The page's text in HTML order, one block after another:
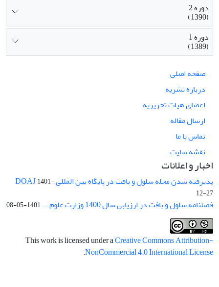
دوره 2
(1390)
دوره 1
(1389)
صفحه اصلی
درباره نشریه
اعضای هیات تحریریه
ارسال مقاله
تماس با ما
نقشه سایت
اخبار و اعلانات
پذیرفته شدن مجله سلول و بافت در پایگاه بین المللی DOAJ1401-
12-27
فصلنامه سلول و بافت در ارزیابی سال 1400 وزارت علوم ... 1401-05-08
This work is licensed under aCreative Commons Attribution-
NonCommercial 4.0 International License
.